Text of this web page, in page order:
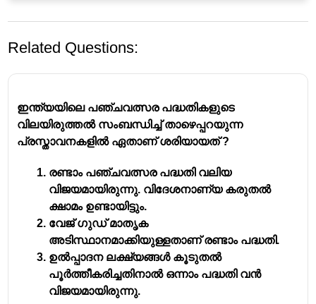
ആദ്യത്തെ പഞ്ചവത്സര പദ്ധതി ആരംഭിച്ചത്
- 1951 എപ്രില്‍ 1-ാം തീയതി
ഒന്നാം പഞ്ചവത്സര പദ്ധതി പ്രാധാന്യം
നല്‍കിയ മേഖല - കൃഷി, ജലസേചനം
ഒന്നാം പഞ്ചവത്സര പദ്ധതി അറിയപ്പെടുന്നത്
- കാര്‍ഷിക പദ്ധതി
ആരോഗ്യത്തിന്‌ ഏറ്റവും കൂടുതല്‍ തുക
Related Questions:
ഇന്ത്യയിലെ പഞ്ചവത്സര പദ്ധതികളുടെ
വിലയിരുത്തൽ സംബന്ധിച്ച് താഴെപ്പറയുന്ന
പ്രസ്താവനകളിൽ ഏതാണ് ശരിയായത് ?
രണ്ടാം പഞ്ചവത്സര പദ്ധതി വലിയ
വിജയമായിരുന്നു. വിദേശനാണ്യ കരുതൽ
ക്ഷാമം ഉണ്ടായിട്ടും.
വേജ് ഗുഡ് മാതൃക
അടിസ്ഥാനമാക്കിയുള്ളതാണ് രണ്ടാം പദ്ധതി.
ഉൽപ്പാദന ലക്ഷ്യങ്ങൾ കൂടുതൽ
പൂർത്തീകരിച്ചതിനാൽ ഒന്നാം പദ്ധതി വൻ
വിജയമായിരുന്നു.